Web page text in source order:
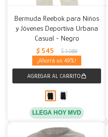
Bermuda Reebok para Niños
y Jóvenes Deportiva Urbana
Casual - Negro
$ 545 $ 1.089
49
LLEGA HOY MVD